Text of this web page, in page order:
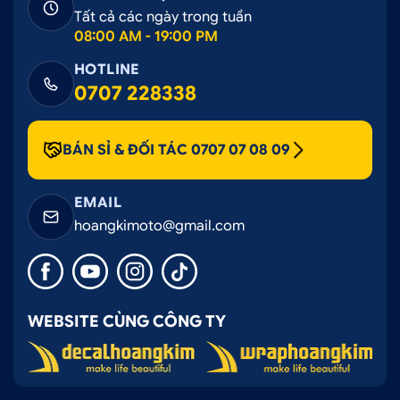
Tất cả các ngày trong tuần
08:00 AM - 19:00 PM
HOTLINE
0707 228338
BÁN SỈ & ĐỐI TÁC 0707 07 08 09
EMAIL
hoangkimoto@gmail.com
WEBSITE CÙNG CÔNG TY